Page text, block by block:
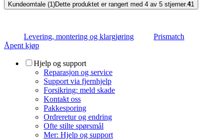
Kundeomtale (1)Dette produktet er rangert med 4 av 5 stjerner.41
Levering, montering og klargjøring
Prismatch
Åpent kjøp
Hjelp og support
Reparasjon og service
Support via fjernhjelp
Forsikring: meld skade
Kontakt oss
Pakkesporing
Ordreretur og endring
Ofte stilte spørsmål
Mer: Hjelp og support